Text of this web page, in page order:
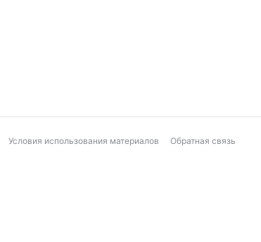
Условия использования материалов Обратная связь